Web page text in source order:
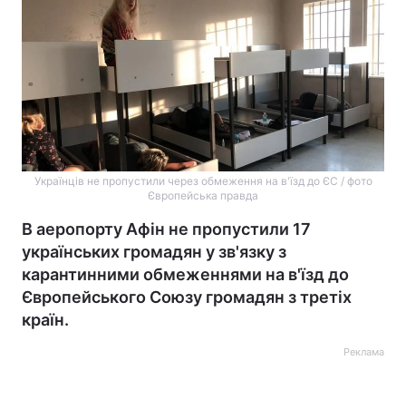
Українців не пропустили через обмеження на в'їзд до ЄС / фото
Європейська правда
В аеропорту Афін не пропустили 17
українських громадян у зв'язку з
карантинними обмеженнями на в'їзд до
Європейського Союзу громадян з третіх
країн.
Реклама